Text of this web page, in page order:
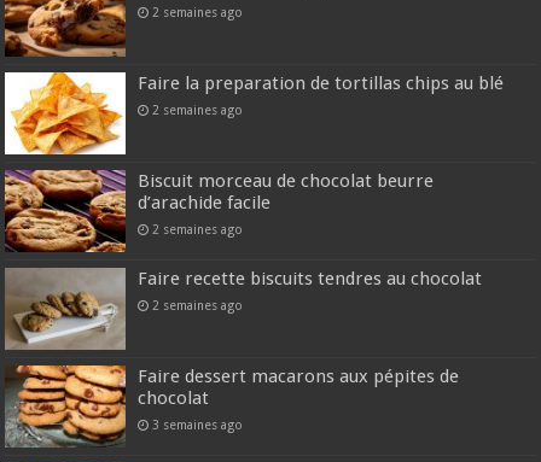
2 semaines ago
Faire la preparation de tortillas chips au blé
2 semaines ago
Biscuit morceau de chocolat beurre
d’arachide facile
2 semaines ago
Faire recette biscuits tendres au chocolat
2 semaines ago
Faire dessert macarons aux pépites de
chocolat
3 semaines ago